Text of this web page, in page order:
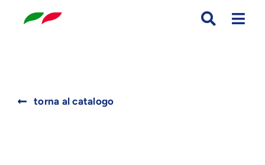
torna al catalogo
for: